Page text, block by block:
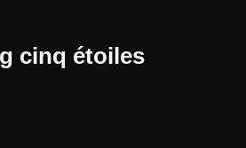
cinq étoiles